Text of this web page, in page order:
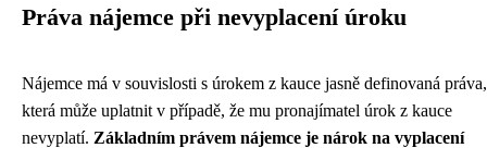
Práva nájemce při nevyplacení úroku
Nájemce má v souvislosti s úrokem z kauce jasně definovaná práva,
která může uplatnit v případě, že mu pronajímatel úrok z kauce
nevyplatí. Základním právem nájemce je nárok na vyplacení